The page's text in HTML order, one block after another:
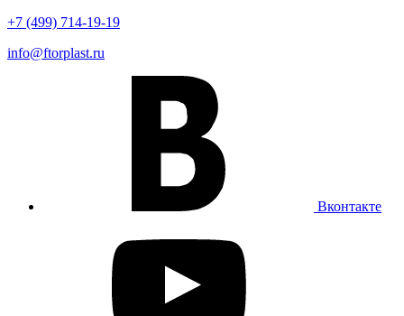
+7 (499) 714-19-19
info@ftorplast.ru
Вконтакте